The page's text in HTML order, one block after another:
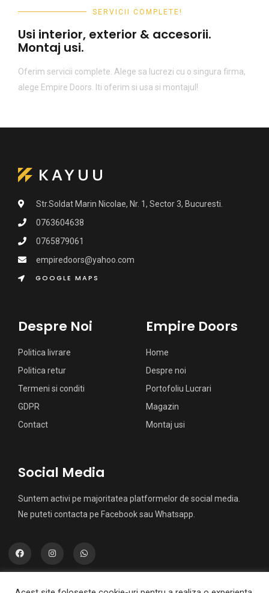
SERVICII COMPLETE!
Usi interior, exterior & accesorii.
Montaj usi.
Oferim servicii complete. Alege sa lucrezi cu o singura firma,
alege Empire Doors. Iti oferim si usa si montajul!
Str.Soldat Marin Nicolae, Nr. 1, Sector 3, Bucuresti.
0763604638
0765879061
empiredoors@yahoo.com
GOOGLE MAPS
Despre Noi
Politica livrare
Politica retur
Termeni si conditi
GDPR
Contact
Empire Doors
Home
Despre noi
Portofoliu Lucrari
Magazin
Montaj usi
Social Media
Suntem activi pe majoritatea platformelor de social media.
Ne puteti contacta pe Facebook sau Whatsapp.